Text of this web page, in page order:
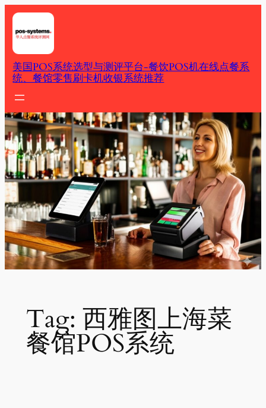
Skip
content
美国POS系统选型与测评平台-餐饮POS机在线点餐系
统、餐馆零售刷卡机收银系统推荐
Tag: 西雅图上海菜
餐馆POS系统